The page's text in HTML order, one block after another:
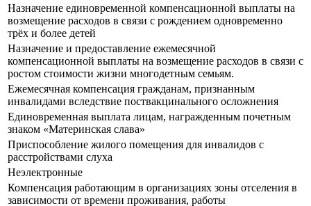
Назначение единовременной компенсационной выплаты на
возмещение расходов в связи с рождением одновременно
трёх и более детей
Назначение и предоставление ежемесячной
компенсационной выплаты на возмещение расходов в связи с
ростом стоимости жизни многодетным семьям.
Ежемесячная компенсация гражданам, признанным
инвалидами вследствие поствакцинального осложнения
Единовременная выплата лицам, награжденным почетным
знаком «Материнская слава»
Приспособление жилого помещения для инвалидов с
расстройствами слуха
Неэлектронные
Компенсация работающим в организациях зоны отселения в
зависимости от времени проживания, работы